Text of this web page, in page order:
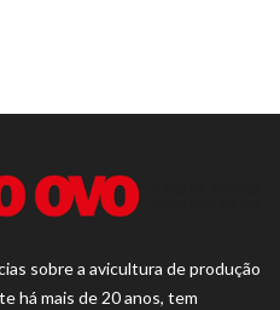
sobre a avicultura de produção
há mais de 20 anos, tem